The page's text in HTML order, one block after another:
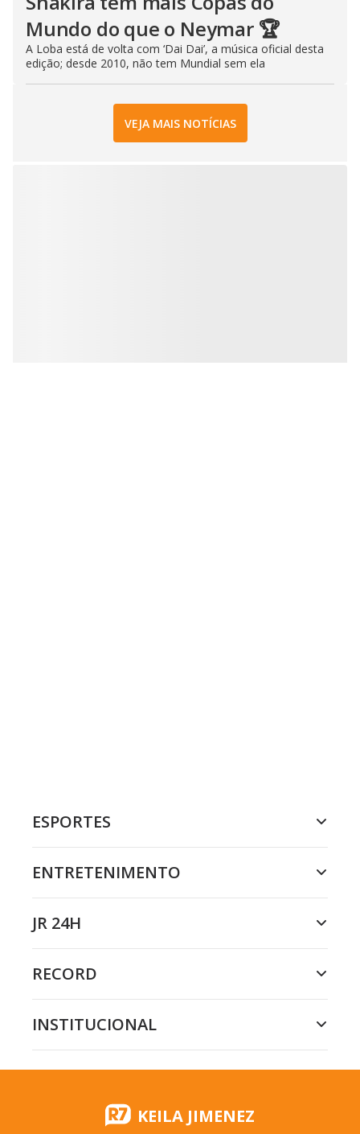
Mundo do que o Neymar 🏆
A Loba está de volta com ‘Dai Dai’, a música oficial desta
edição; desde 2010, não tem Mundial sem ela
VEJA MAIS NOTÍCIAS
ESPORTES
ENTRETENIMENTO
JR 24H
RECORD
INSTITUCIONAL
KEILA JIMENEZ